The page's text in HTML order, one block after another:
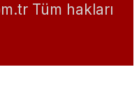
Tüm hakları